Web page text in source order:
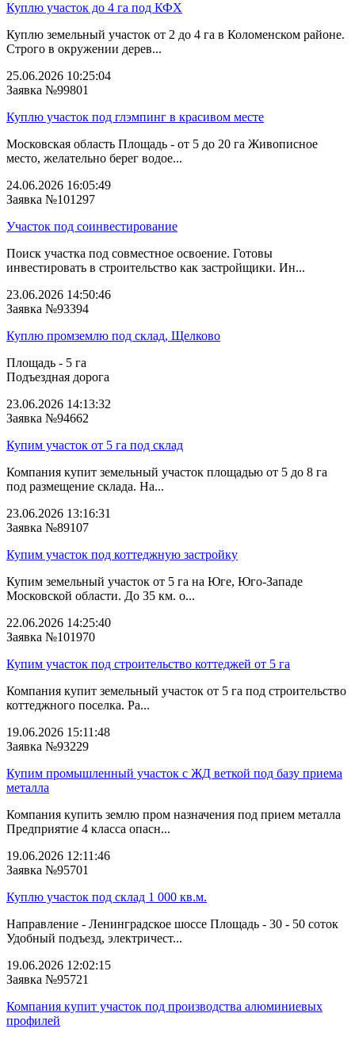
Куплю участок до 4 га под КФХ
Куплю земельный участок от 2 до 4 га в Коломенском районе.
Строго в окружении дерев...
25.06.2026 10:25:04
Заявка №99801
Куплю участок под глэмпинг в красивом месте
Московская область Площадь - от 5 до 20 га Живописное
место, желательно берег водое...
24.06.2026 16:05:49
Заявка №101297
Участок под соинвестирование
Поиск участка под совместное освоение. Готовы
инвестировать в строительство как застройщики. Ин...
23.06.2026 14:50:46
Заявка №93394
Куплю промземлю под склад, Щелково
Площадь - 5 га
Подъездная дорога
23.06.2026 14:13:32
Заявка №94662
Купим участок от 5 га под склад
Компания купит земельный участок площадью от 5 до 8 га
под размещение склада. На...
23.06.2026 13:16:31
Заявка №89107
Купим участок под коттеджную застройку
Купим земельный участок от 5 га на Юге, Юго-Западе
Московской области. До 35 км. о...
22.06.2026 14:25:40
Заявка №101970
Купим участок под строительство коттеджей от 5 га
Компания купит земельный участок от 5 га под строительство
коттеджного поселка. Ра...
19.06.2026 15:11:48
Заявка №93229
Купим промышленный участок с ЖД веткой под базу приема
металла
Компания купить землю пром назначения под прием металла
Предприятие 4 класса опасн...
19.06.2026 12:11:46
Заявка №95701
Куплю участок под склад 1 000 кв.м.
Направление - Ленинградское шоссе Площадь - 30 - 50 соток
Удобный подъезд, электричест...
19.06.2026 12:02:15
Заявка №95721
Компания купит участок под производства алюминиевых
профилей